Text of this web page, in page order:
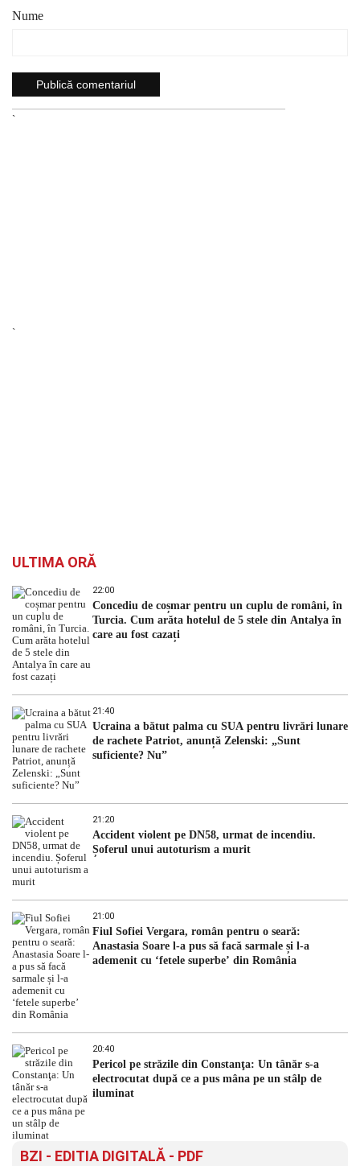
Nume
`
`
ULTIMA ORĂ
22:00
Concediu de coșmar pentru un cuplu de români, în
Turcia. Cum arăta hotelul de 5 stele din Antalya în
care au fost cazați
21:40
Ucraina a bătut palma cu SUA pentru livrări lunare
de rachete Patriot, anunță Zelenski: „Sunt
suficiente? Nu”
21:20
Accident violent pe DN58, urmat de incendiu.
Șoferul unui autoturism a murit
21:00
Fiul Sofiei Vergara, român pentru o seară:
Anastasia Soare l-a pus să facă sarmale și l-a
ademenit cu ‘fetele superbe’ din România
20:40
Pericol pe străzile din Constanţa: Un tânăr s-a
electrocutat după ce a pus mâna pe un stâlp de
iluminat
BZI - EDITIA DIGITALĂ - PDF